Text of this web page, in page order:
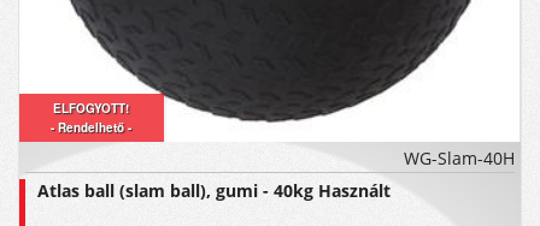
ELFOGYOTT!
- Rendelhető -
WG-Slam-40H
Atlas ball (slam ball), gumi - 40kg Használt